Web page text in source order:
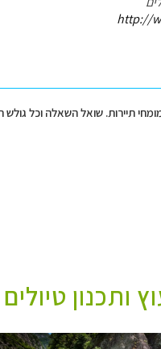
http://
תיירות. שואל השאלה וכל
ותכנון